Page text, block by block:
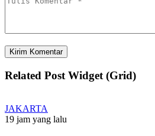
Related Post Widget (Grid)
JAKARTA
19 jam yang lalu